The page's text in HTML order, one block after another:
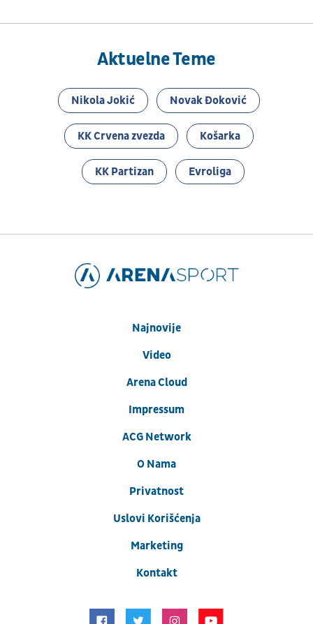
Aktuelne Teme
Nikola Jokić Novak Đoković
KK Crvena zvezda Košarka
KK Partizan Evroliga
Najnovije
Video
Arena Cloud
Impressum
ACG Network
O Nama
Privatnost
Uslovi Korišćenja
Marketing
Kontakt